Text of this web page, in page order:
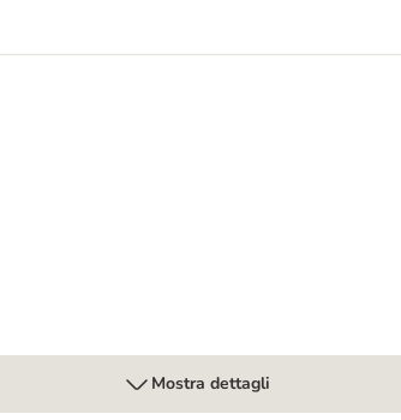
umido per gatti
Mostra dettagli